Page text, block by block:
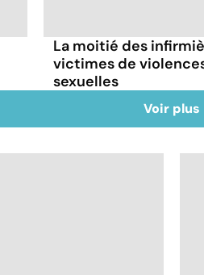
La moitié des
victimes de
sexuelles
Voir plus